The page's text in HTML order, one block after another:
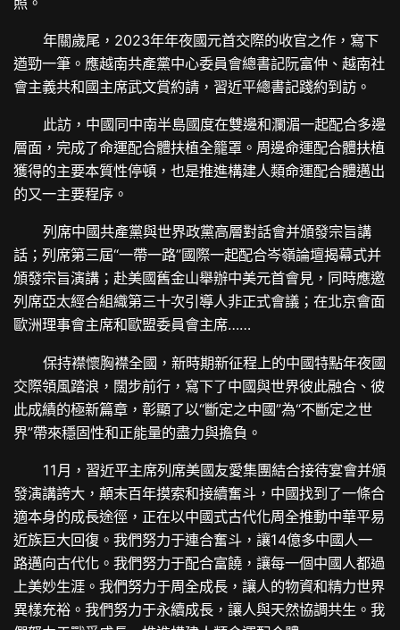
年關歲尾，2023年年夜國元首交際的收官之作，寫下
遒勁一筆。應越南共產黨中心委員會總書記阮富仲、越南社
會主義共和國主席武文賞約請，習近平總書記踐約到訪。
此訪，中國同中南半島國度在雙邊和瀾湄一起配合多邊
層面，完成了命運配合體扶植全籠罩。周邊命運配合體扶植
獲得的主要本質性停頓，也是推進構建人類命運配合體邁出
的又一主要程序。
列席中國共產黨與世界政黨高層對話會并頒發宗旨講
話；列席第三屆“一帶一路”國際一起配合岑嶺論壇揭幕式并
頒發宗旨演講；赴美國舊金山舉辦中美元首會見，同時應邀
列席亞太經合組織第三十次引導人非正式會議；在北京會面
歐洲理事會主席和歐盟委員會主席……
保持襟懷胸襟全國，新時期新征程上的中國特點年夜國
交際領風踏浪，闊步前行，寫下了中國與世界彼此融合、彼
此成績的極新篇章，彰顯了以“斷定之中國”為“不斷定之世
界”帶來穩固性和正能量的盡力與擔負。
11月，習近平主席列席美國友愛集團結合接待宴會并頒
發演講誇大，顛末百年摸索和接續奮斗，中國找到了一條合
適本身的成長途徑，正在以中國式古代化周全推動中華平易
近族巨大回復。我們努力于連合奮斗，讓14億多中國人一
路邁向古代化。我們努力于配合富饒，讓每一個中國人都過
上美妙生涯。我們努力于周全成長，讓人的物資和精力世界
異樣充裕。我們努力于永續成長，讓人與天然協調共生。我